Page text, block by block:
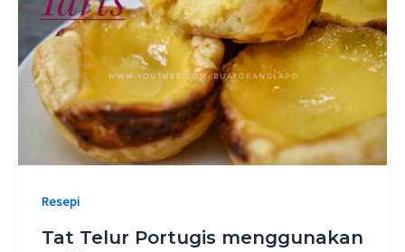
Resepi
Tat Telur Portugis menggunakan